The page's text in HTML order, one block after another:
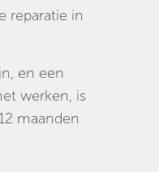
reparatie in
en een
werken, is
maanden